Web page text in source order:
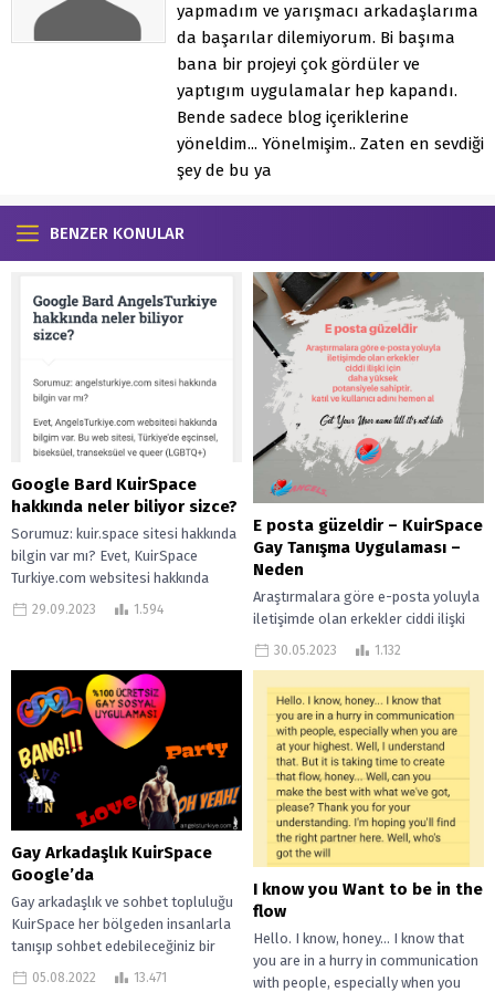
yapmadım ve yarışmacı arkadaşlarıma
da başarılar dilemiyorum. Bi başıma
bana bir projeyi çok gördüler ve
yaptıgım uygulamalar hep kapandı.
Bende sadece blog içeriklerine
yöneldim... Yönelmişim.. Zaten en sevdiği
şey de bu ya
BENZER KONULAR
Google Bard KuirSpace
hakkında neler biliyor sizce?
Sorumuz: kuir.space sitesi hakkında
bilgin var mı? Evet, KuirSpace
Turkiye.com websitesi hakkında
bilgim var. Bu web sitesi, Türkiye’de
29.09.2023 1.594
E posta güzeldir – KuirSpace
Gay Tanışma Uygulaması –
Neden
Araştırmalara göre e-posta yoluyla
iletişimde olan erkekler ciddi ilişki
için daha yüksek potansiyele
olmanız ve...
30.05.2023 1.132
Gay Arkadaşlık KuirSpace
Google’da
Gay arkadaşlık ve sohbet topluluğu
KuirSpace her bölgeden insanlarla
tanışıp sohbet edebileceğiniz bir
topluluk projesidir. Halen
05.08.2022 13.471
I know you Want to be in the
flow
Hello. I know, honey… I know that
you are in a hurry in communication
with people, especially when you